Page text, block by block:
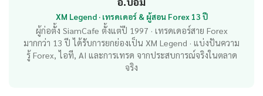
XM Legend · เทรดเดอร์ & ผู้สอน Forex 13 ปี
ผู้ก่อตั้ง SiamCafe ตั้งแต่ปี 1997 · เทรดเดอร์สาย Forex
มากกว่า 13 ปี ได้รับการยกย่องเป็น XM Legend · แบ่งปันความ
รู้ Forex, ไอที, AI และการเทรด จากประสบการณ์จริงในตลาด
จริง